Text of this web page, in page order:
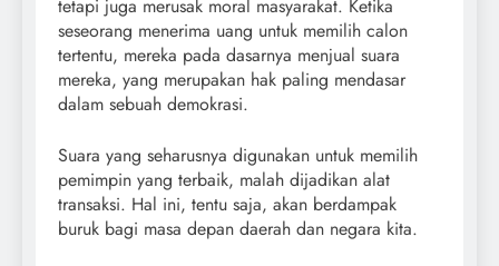
tetapi juga merusak moral masyarakat. Ketika
seseorang menerima uang untuk memilih calon
tertentu, mereka pada dasarnya menjual suara
mereka, yang merupakan hak paling mendasar
dalam sebuah demokrasi.
Suara yang seharusnya digunakan untuk memilih
pemimpin yang terbaik, malah dijadikan alat
transaksi. Hal ini, tentu saja, akan berdampak
buruk bagi masa depan daerah dan negara kita.